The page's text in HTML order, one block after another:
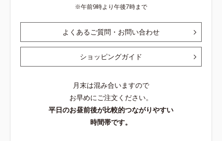
午前9時より午後7時まで
よくあるご質問・お問い合わせ
ショッピングガイド
月末は混み合いますので
お早めにご注文ください。
平日のお昼前後が比較的つながりやすい
時間帯です。